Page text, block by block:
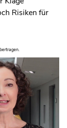
Risiken für